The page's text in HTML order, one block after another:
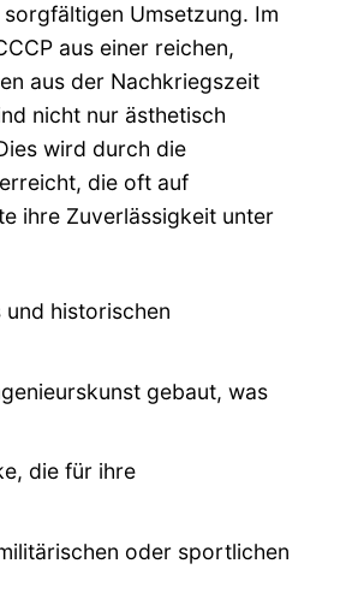
Umsetzung. Im
aus einer reichen,
aus der Nachkriegszeit
nicht nur ästhetisch
wird durch die
die oft auf
ihre Zuverlässigkeit unter
historischen
gebaut, was
die für ihre
oder sportlichen